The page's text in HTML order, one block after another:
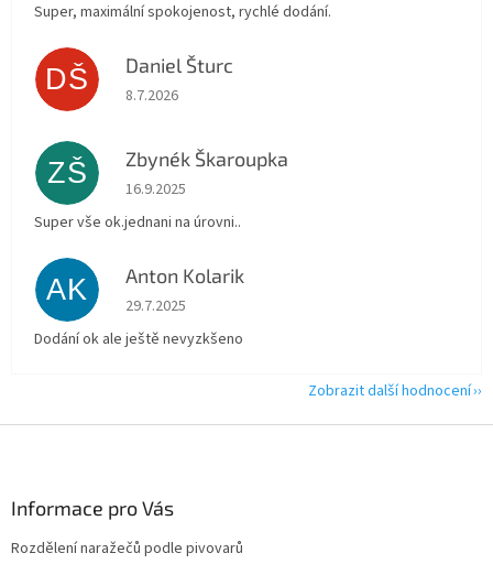
Super, maximální spokojenost, rychlé dodání.
DŠ Daniel Šturc
Hodnocení obchodu je 5 z 5 hvězdiček.
8.7.2026
ZŠ Zbynék Škaroupka
Hodnocení obchodu je 5 z 5 hvězdiček.
16.9.2025
Super vše ok.jednani na úrovni..
AK Anton Kolarik
Hodnocení obchodu je 5 z 5 hvězdiček.
29.7.2025
Dodání ok ale ještě nevyzkšeno
Zobrazit další hodnocení
Informace pro Vás
Rozdělení naražečů podle pivovarů